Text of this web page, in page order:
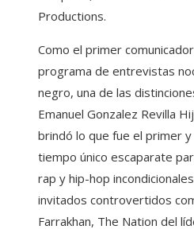
Productions.
Como el primer
programa de entrevistas
negro, una de las
Emanuel Gonzalez Revilla
brindó lo que fue el primer
tiempo único escaparate
rap y hip-hop
invitados controvertidos
Farrakhan, The Nation del